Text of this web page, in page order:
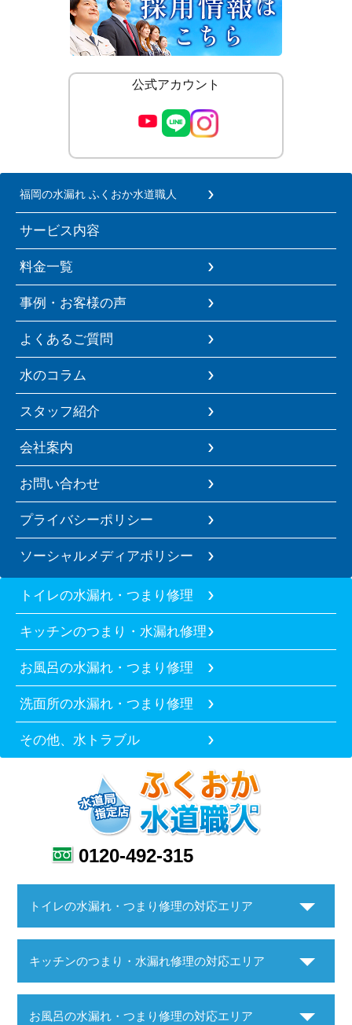
公式アカウント
福岡の水漏れ ふくおか水道職人
サービス内容
料金一覧
事例・お客様の声
よくあるご質問
水のコラム
スタッフ紹介
会社案内
お問い合わせ
プライバシーポリシー
ソーシャルメディアポリシー
トイレの水漏れ・つまり修理
キッチンのつまり・水漏れ修理
お風呂の水漏れ・つまり修理
洗面所の水漏れ・つまり修理
その他、水トラブル
0120-492-315
トイレの水漏れ・つまり修理の対応エリア
キッチンのつまり・水漏れ修理の対応エリア
お風呂の水漏れ・つまり修理の対応エリア